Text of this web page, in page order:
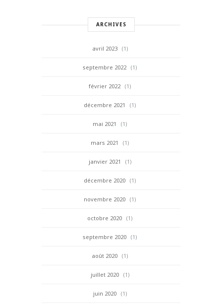
ARCHIVES
avril 2023 (1)
septembre 2022 (1)
février 2022 (1)
décembre 2021 (1)
mai 2021 (1)
mars 2021 (1)
janvier 2021 (1)
décembre 2020 (1)
novembre 2020 (1)
octobre 2020 (1)
septembre 2020 (1)
août 2020 (1)
juillet 2020 (1)
juin 2020 (1)